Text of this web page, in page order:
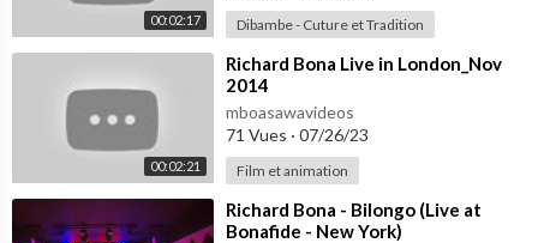
00:02:17 Dibambe - Cuture et Tradition
00:02:21
⁣Richard Bona Live in London_Nov
2014
mboasawavideos
71 Vues · 07/26/23
Film et animation
⁣Richard Bona - Bilongo (Live at
Bonafide - New York)